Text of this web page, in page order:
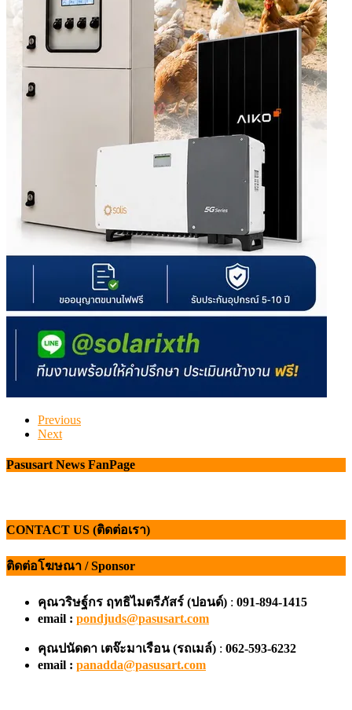
Previous
Next
Pasusart News FanPage
CONTACT US (ติดต่อเรา)
ติดต่อโฆษณา / Sponsor
คุณวริษฐ์กร ฤทธิไมตรีภัสร์ (ปอนด์) : 091-894-1415
email : pondjuds@pasusart.com
คุณปนัดดา เตจ๊ะมาเรือน (รถเมล์) : 062-593-6232
email : panadda@pasusart.com